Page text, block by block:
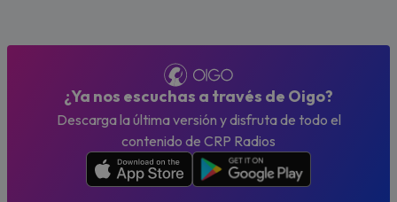
¿Ya nos escuchas a través de Oigo?
Descarga la última versión y disfruta de todo el
contenido de CRP Radios